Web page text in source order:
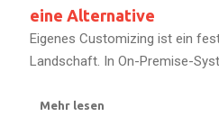
eine Alternative
Eigenes Customizing ist ein
Landschaft. In On-Premise-
Mehr lesen